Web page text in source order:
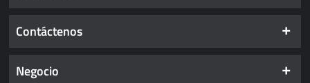
Contáctenos
Negocio